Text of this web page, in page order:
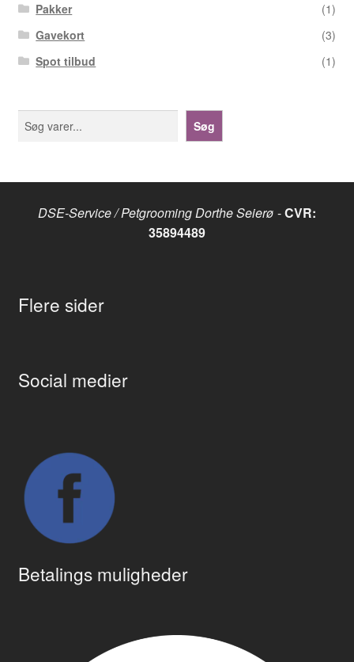
Pakker
(1)
Gavekort
(3)
Spot tilbud
(1)
Søg Søg
DSE-Service / Petgrooming Dorthe Seierø -CVR:
35894489
Flere sider
Social medier
Betalings muligheder